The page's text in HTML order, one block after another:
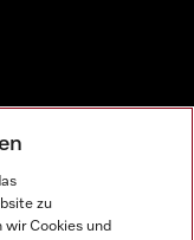
zu
Cookies und